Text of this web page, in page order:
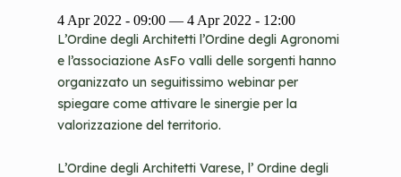
4 Apr 2022 - 09:00 — 4 Apr 2022 - 12:00
L’Ordine degli Architetti l’Ordine degli Agronomi
e l’associazione AsFo valli delle sorgenti hanno
organizzato un seguitissimo webinar per
spiegare come attivare le sinergie per la
valorizzazione del territorio.
L’Ordine degli Architetti Varese, l’ Ordine degli
o
n
t
e
n
t